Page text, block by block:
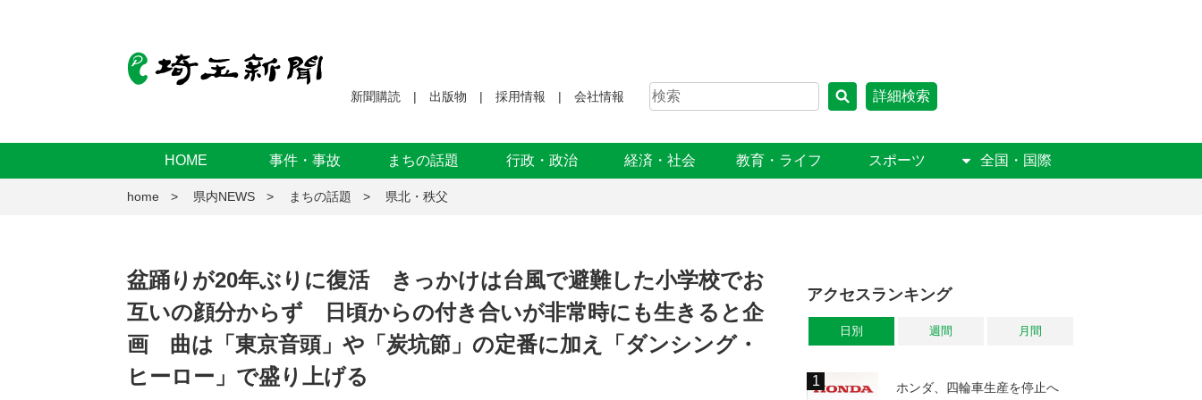
新聞購読 出版物 採用情報 会社情報 詳細検索
HOME 事件・事故 まちの話題 行政・政治 経済・社会 教育・ライフ スポーツ 全国・国際
home 県内NEWS まちの話題 県北・秩父
盆踊りが20年ぶりに復活 きっかけは台風で避難した小学校でお
互いの顔分からず 日頃からの付き合いが非常時にも生きると企
画 曲は「東京音頭」や「炭坑節」の定番に加え「ダンシング・
ヒーロー」で盛り上げる
アクセスランキング
日別 週間 月間
ホンダ、四輪車生産を停止へ